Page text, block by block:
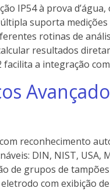
IP54 à prova
suporta
rotinas de
resultados
facilita a integração
reconhecimento
DIN, NIST, USA,
de grupos de tampões
com exibição